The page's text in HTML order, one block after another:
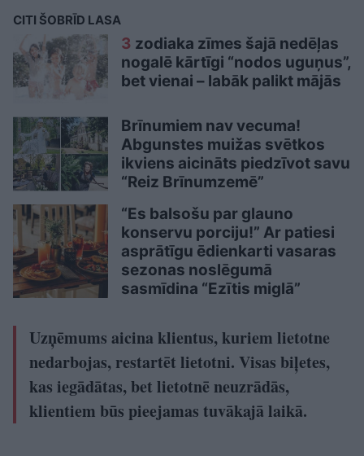
CITI ŠOBRĪD LASA
3 zodiaka zīmes šajā nedēļas
nogalē kārtīgi “nodos uguņus”,
bet vienai – labāk palikt mājās
Brīnumiem nav vecuma!
Abgunstes muižas svētkos
ikviens aicināts piedzīvot savu
“Reiz Brīnumzemē”
“Es balsošu par glauno
konservu porciju!” Ar patiesi
asprātīgu ēdienkarti vasaras
sezonas noslēgumā
sasmīdina “Ezītis miglā”
Uzņēmums aicina klientus, kuriem lietotne
nedarbojas, restartēt lietotni. Visas biļetes,
kas iegādātas, bet lietotnē neuzrādās,
klientiem būs pieejamas tuvākajā laikā.